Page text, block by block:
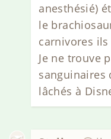
anesthésié)
le
carnivores
Je ne trouve
sanguinaires
lâchés à